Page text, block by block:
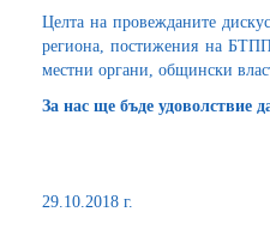
Целта на провежданите
региона, постижения на
местни органи, общински
За нас ще бъде удоволствие
29.10.2018 г.